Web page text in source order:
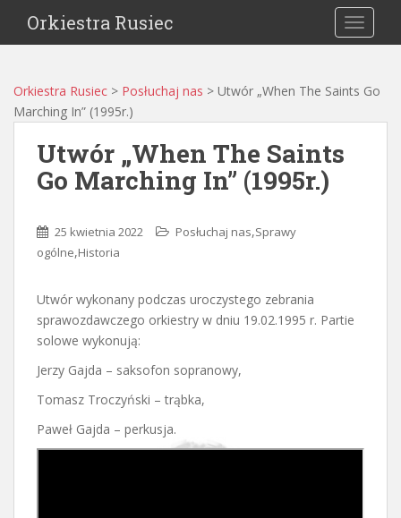
Orkiestra Rusiec
Orkiestra Rusiec > Posłuchaj nas > Utwór „When The Saints Go
Marching In” (1995r.)
Utwór „When The Saints
Go Marching In” (1995r.)
25 kwietnia 2022 Posłuchaj nas,Sprawy
ogólne,Historia
Utwór wykonany podczas uroczystego zebrania
sprawozdawczego orkiestry w dniu 19.02.1995 r. Partie
solowe wykonują:
Jerzy Gajda – saksofon sopranowy,
Tomasz Troczyński – trąbka,
Paweł Gajda – perkusja.